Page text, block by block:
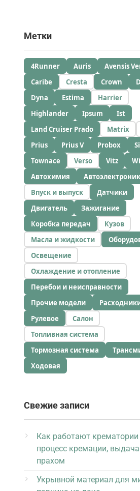
Метки
4Runner Auris
Avensis
Caribe
Cresta Crown
Dyna
Estima
Harrier
Highlander
Ipsum
Ist
Land Cruiser Prado
Matrix
Prius
Prius V Probox
Townace
Verso Vitz
Автохимия
Впуск и выпуск
Датчики
Двигатель
Зажигание
Коробка передач
Кузов
Масла и жидкости
Освещение
Охлаждение и отопление
Перебои и неисправности
Прочие модели
Рулевое
Салон
Топливная система
Тормозная система
Ходовая
Свежие записи
Как работают крематории
процесс кремации,
прахом
Укрывной материал для